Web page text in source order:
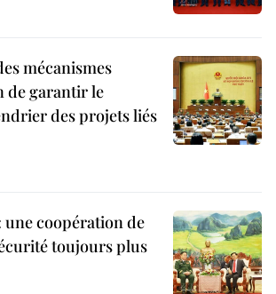
mécanismes
de garantir le
des projets liés
coopération de
toujours plus